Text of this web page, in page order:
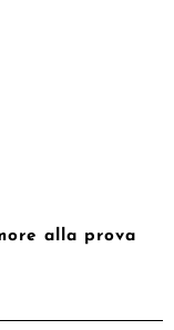
alla prova